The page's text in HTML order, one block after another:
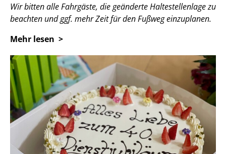
Wir bitten alle Fahrgäste, die geänderte Haltestellenlage zu
beachten und ggf. mehr Zeit für den Fußweg einzuplanen.
Mehr lesen